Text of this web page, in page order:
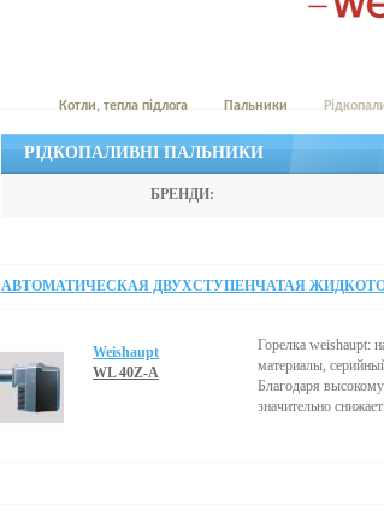
Котли, тепла підлога Пальники
РІДКОПАЛИВНІ ПАЛЬНИКИ
БРЕНДИ:
АВТОМАТИЧЕСКАЯ ДВУХСТУПЕНЧАТАЯ
Weishaupt
WL 40Z-A
Горелка weishaupt:
материалы,
Благодаря
значительно